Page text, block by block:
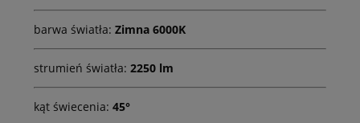
barwa światła: Zimna 6000K
strumień światła: 2250 lm
kąt świecenia: 45°